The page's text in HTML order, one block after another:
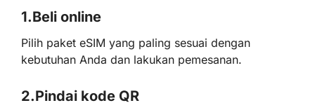
1.Beli online
Pilih paket eSIM yang paling sesuai dengan
kebutuhan Anda dan lakukan pemesanan.
2.Pindai kode QR